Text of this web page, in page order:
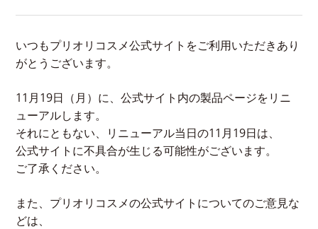
いつもプリオリコスメ公式サイトをご利用いただきあり
がとうございます。
11月19日（月）に、公式サイト内の製品ページをリニ
ューアルします。
それにともない、リニューアル当日の11月19日は、
公式サイトに不具合が生じる可能性がございます。
ご了承ください。
また、プリオリコスメの公式サイトについてのご意見な
どは、